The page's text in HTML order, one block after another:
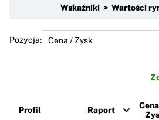
Wskaźniki > Wartości
Pozycja:
Profil Raport